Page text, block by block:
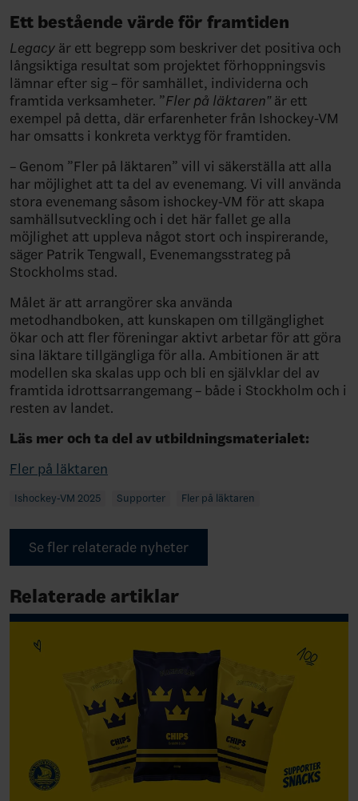
Ett bestående värde för framtiden
Legacy är ett begrepp som beskriver det positiva och
långsiktiga resultat som projektet förhoppningsvis
lämnar efter sig – för samhället, individerna och
framtida verksamheter. ”Fler på läktaren”är ett
exempel på detta, där erfarenheter från Ishockey-VM
har omsatts i konkreta verktyg för framtiden.
– Genom ”Fler på läktaren” vill vi säkerställa att alla
har möjlighet att ta del av evenemang. Vi vill använda
stora evenemang såsom ishockey-VM för att skapa
samhällsutveckling och i det här fallet ge alla
möjlighet att uppleva något stort och inspirerande,
säger Patrik Tengwall, Evenemangsstrateg på
Stockholms stad.
Målet är att arrangörer ska använda
metodhandboken, att kunskapen om tillgänglighet
ökar och att fler föreningar aktivt arbetar för att göra
sina läktare tillgängliga för alla. Ambitionen är att
modellen ska skalas upp och bli en självklar del av
framtida idrottsarrangemang – både i Stockholm och i
resten av landet.
Läs mer och ta del av utbildningsmaterialet:
Fler på läktaren
Ishockey-VM 2025 Supporter Fler på läktaren
Se fler relaterade nyheter
Relaterade artiklar